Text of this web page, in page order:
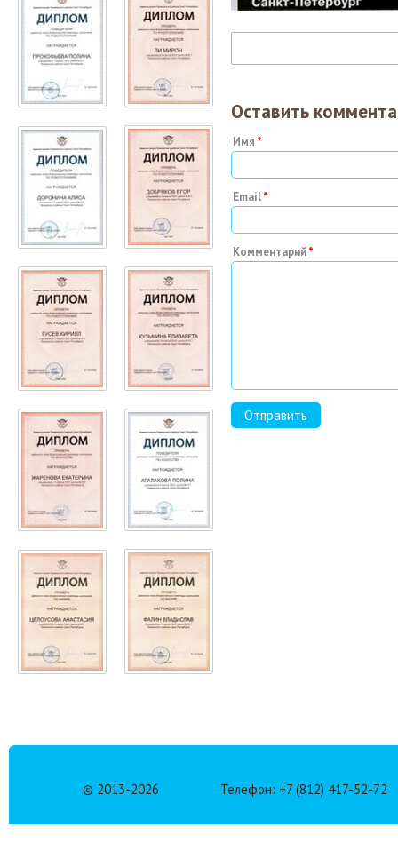
Оставить
Имя
Email
Комментарий
© 2013-2026 Телефон: +7 (812) 417-52-72